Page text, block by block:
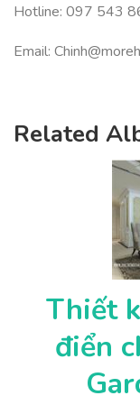
Hotline: 097 543
Email:
Related
Thiết
điển